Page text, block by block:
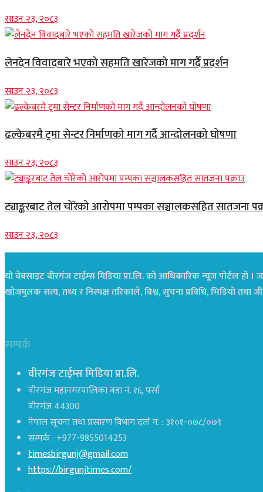
साउन २३, २०८३
लेनदेन विवादबारे भएको सहमति खारेजको माग गर्दै प्रदर्शन
साउन २३, २०८३
ढल्केबरमै ट्रमा सेन्टर निर्माणको माग गर्दै आन्दोलनको घोषणा
साउन २३, २०८३
ट्याङ्करबाट तेल चोरेको आरोपमा पम्पका सञ्चालकसहित सातजना
साउन २३, २०८३
यो वेबसाइट वीरगंज टाईम्स मिडिया प्रा.लि. को आधिकारिक न्यूज पोर्टल हो
खोजमुलक सत्य, तथ्य र निस्पक्ष तरिकाले, विश्व, सुचना प्रविधि, भिडियो
सम्पर्क
वीरगंज टाईम्स मिडिया प्रा.लि.
वीरगंज महानगरपालिका वडा नं. १६, पर्सा
वीरगंज 44300
नेपाल सूचना तथा प्रसारण विभाग दर्ता नं. : ३१०१-०७८/०७९
सम्पर्क : +977-9855014253
timesbirgunj@gmail.com
https://birgunjtimes.com/